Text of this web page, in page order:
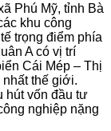
Phú Mỹ, tỉnh Bà
khu công
trọng điểm phía
A có vị trí
Cái Mép – Thị
thế giới.
hút vốn đầu tư
nghiệp nặng